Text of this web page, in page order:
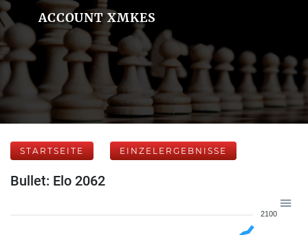
ACCOUNT XMKES
STARTSEITE EINZELERGEBNISSE
Bullet: Elo 2062
2100